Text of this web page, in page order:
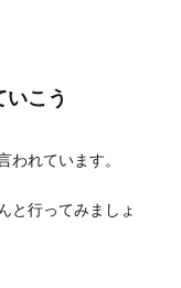
こう
われています。
と行ってみましょ